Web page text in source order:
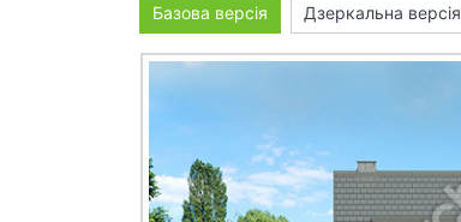
Базова версія Дзеркальна версія